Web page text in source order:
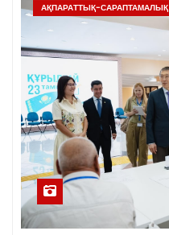
АҚПАРАТТЫҚ-САРАПТАМАЛЫҚ